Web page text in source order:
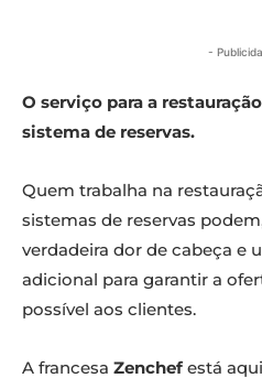
-
O serviço para a
sistema de reservas.
Quem trabalha na
sistemas de reservas
verdadeira dor de cabeça e
adicional para garantir a
possível aos clientes.
A francesa Zenchef está